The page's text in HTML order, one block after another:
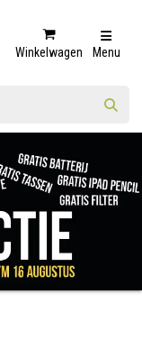
Winkelwagen Menu